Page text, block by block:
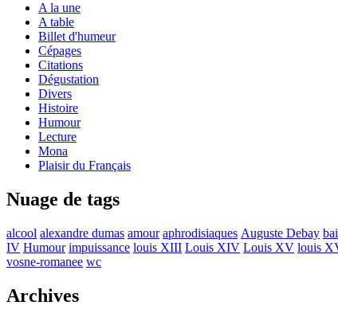
A la une
A table
Billet d'humeur
Cépages
Citations
Dégustation
Divers
Histoire
Humour
Lecture
Mona
Plaisir du Français
Nuage de tags
alcool alexandre dumas amour aphrodisiaques Auguste Debay
IV Humour impuissance louis XIII Louis XIV Louis XV louis
vosne-romanee wc
Archives